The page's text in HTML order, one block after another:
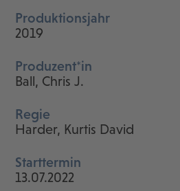
Produktionsjahr
2019
Produzent*in
Ball, Chris J.
Regie
Harder, Kurtis David
Starttermin
13.07.2022